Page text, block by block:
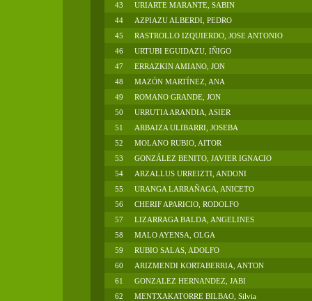
43
URIARTE MARANTE, SABIN
44
AZPIAZU ALBERDI, PEDRO
45
RASTROLLO IZQUIERDO, JOSE ANTONIO
46
URTUBI EGUIDAZU, IÑIGO
47
ERRAZKIN AMIANO, JON
48
MAZÓN MARTÍNEZ, ANA
49
ROMANO GRANDE, JON
50
URRUTIA ARANDIA, ASIER
51
ARBAIZA ULIBARRI, JOSEBA
52
MOLANO RUBIO, AITOR
53
GONZÁLEZ BENITO, JAVIER IGNACIO
54
ARZALLUS URREIZTI, ANDONI
55
URANGA LARRAÑAGA, ANICETO
56
CHERIF APARICIO, RODOLFO
57
LIZARRAGA BALDA, ANGELINES
58
MALO AYENSA, OLGA
59
RUBIO SALAS, ADOLFO
60
ARIZMENDI KORTABERRIA, ANTON
61
GONZALEZ HERNANDEZ, JABI
62
MENTXAKATORRE BILBAO, Silvia